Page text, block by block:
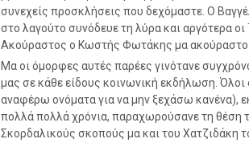
συνεχείς προσκλήσεις που δεχόμαστε. Ο
στο λαγούτο συνόδευε τη λύρα και αργότερα
Ακούραστος ο Κωστής Φωτάκης μα ακούραστοι
Μα οι όμορφες αυτές παρέες γινότανε
μας σε κάθε είδους κοινωνική εκδήλωση.
αναφέρω ονόματα για να μην ξεχάσω κανένα),
πολλά πολλά χρόνια, παραχωρούσανε τη θέση
Σκορδαλικούς σκοπούς μα και του Χατζιδάκη